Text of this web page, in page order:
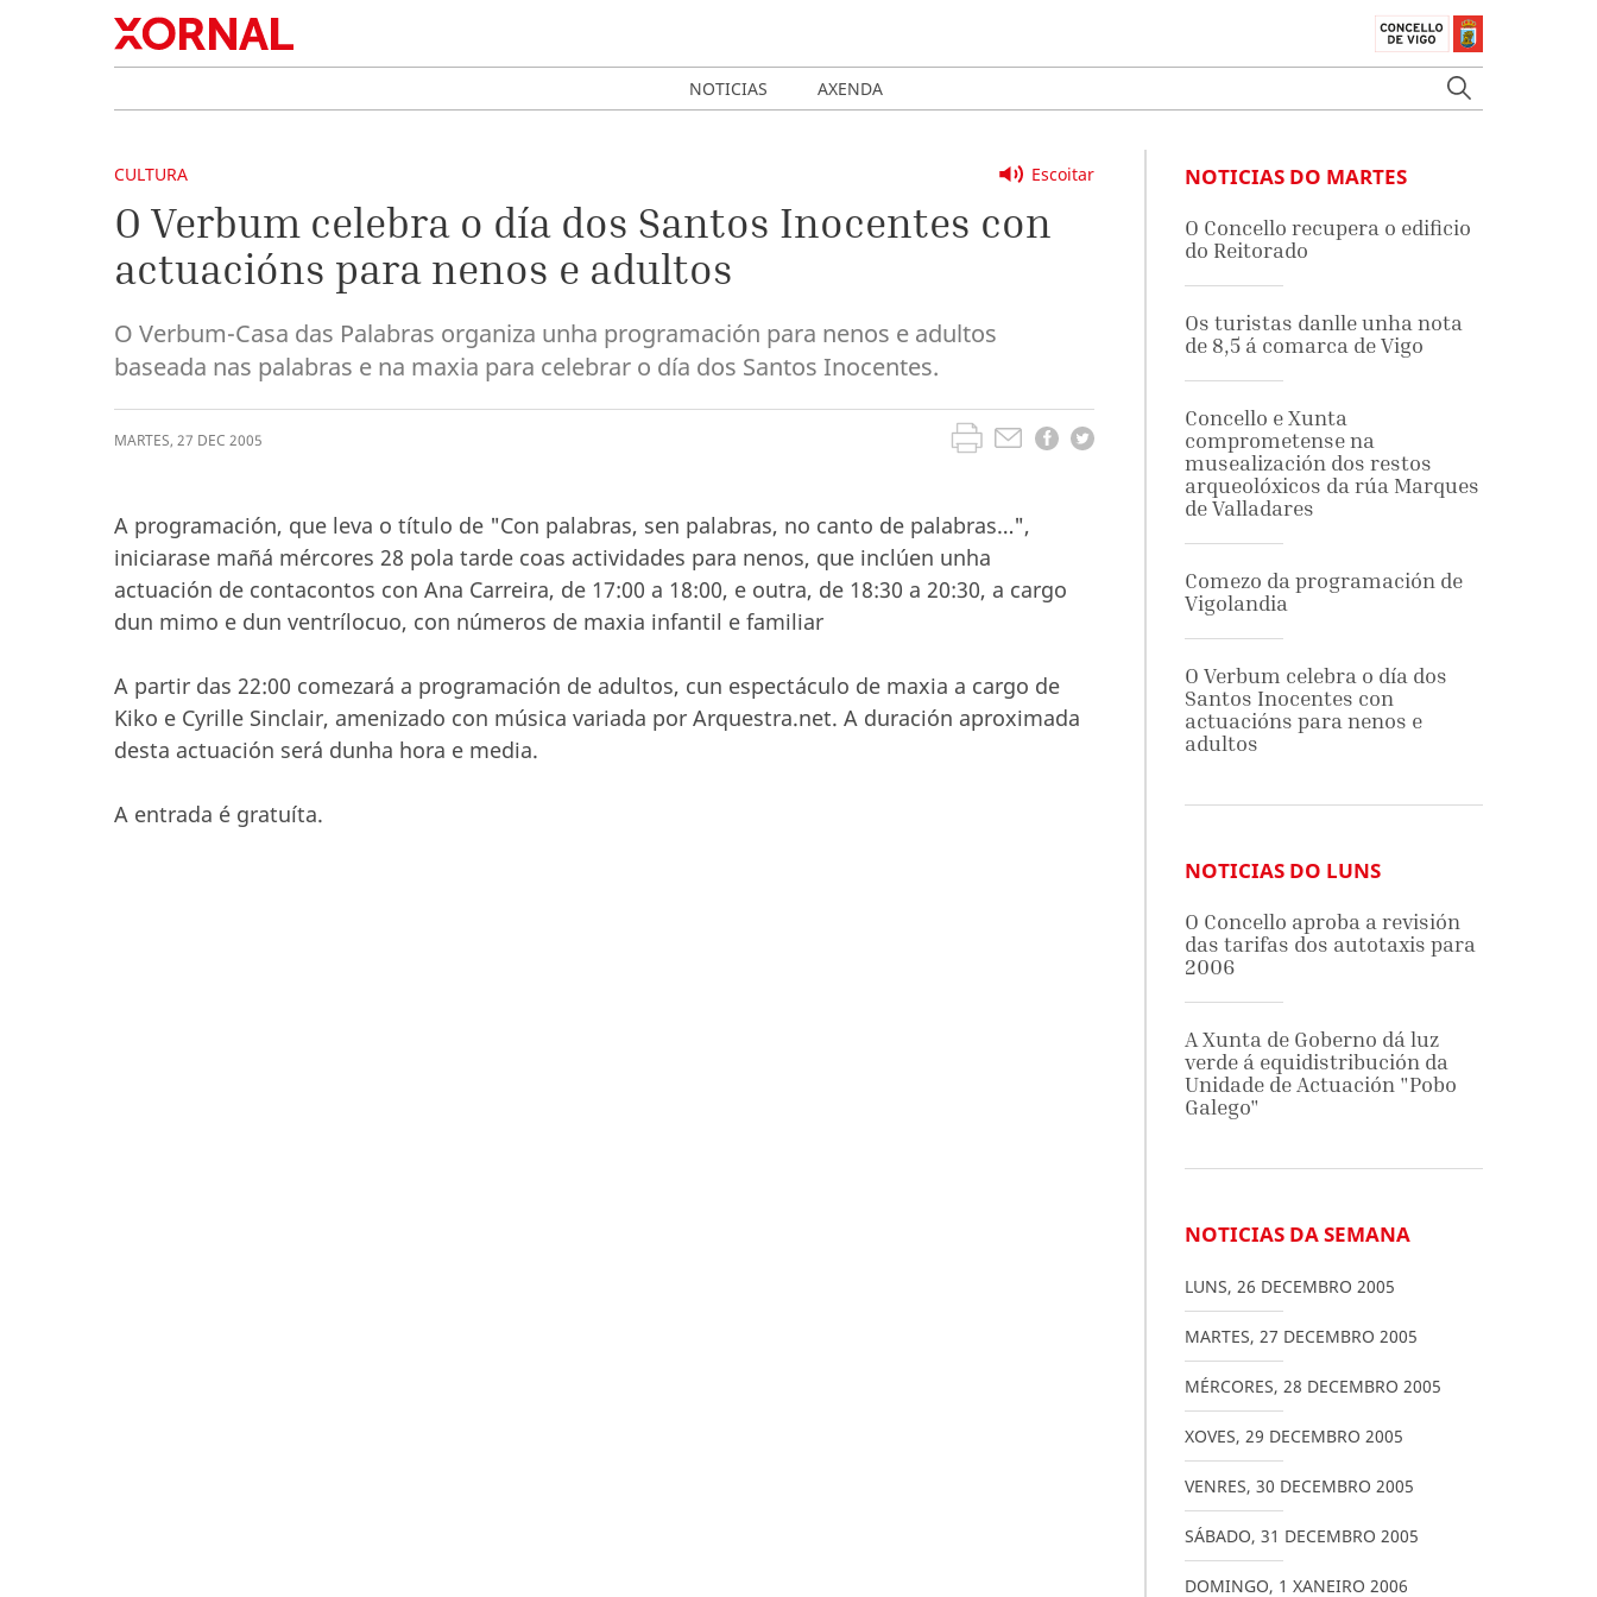
NOTICIAS AXENDA
Escoitar
CULTURA
O Verbum celebra o día dos Santos Inocentes con
actuacións para nenos e adultos
O Verbum-Casa das Palabras organiza unha programación para nenos e adultos
baseada nas palabras e na maxia para celebrar o día dos Santos Inocentes.
MARTES, 27 DEC 2005
A programación, que leva o título de "Con palabras, sen palabras, no canto de palabras…",
iniciarase mañá mércores 28 pola tarde coas actividades para nenos, que inclúen unha
actuación de contacontos con Ana Carreira, de 17:00 a 18:00, e outra, de 18:30 a 20:30, a cargo
dun mimo e dun ventrílocuo, con números de maxia infantil e familiar
A partir das 22:00 comezará a programación de adultos, cun espectáculo de maxia a cargo de
Kiko e Cyrille Sinclair, amenizado con música variada por Arquestra.net. A duración aproximada
desta actuación será dunha hora e media.
A entrada é gratuíta.
NOTICIAS DO MARTES
O Concello recupera o edificio
do Reitorado
Os turistas danlle unha nota
de 8,5 á comarca de Vigo
Concello e Xunta
comprometense na
musealización dos restos
arqueolóxicos da rúa Marques
de Valladares
Comezo da programación de
Vigolandia
O Verbum celebra o día dos
Santos Inocentes con
actuacións para nenos e
adultos
NOTICIAS DO LUNS
O Concello aproba a revisión
das tarifas dos autotaxis para
2006
A Xunta de Goberno dá luz
verde á equidistribución da
Unidade de Actuación "Pobo
Galego"
NOTICIAS DA SEMANA
LUNS, 26 DECEMBRO 2005
MARTES, 27 DECEMBRO 2005
MÉRCORES, 28 DECEMBRO 2005
XOVES, 29 DECEMBRO 2005
VENRES, 30 DECEMBRO 2005
SÁBADO, 31 DECEMBRO 2005
DOMINGO, 1 XANEIRO 2006